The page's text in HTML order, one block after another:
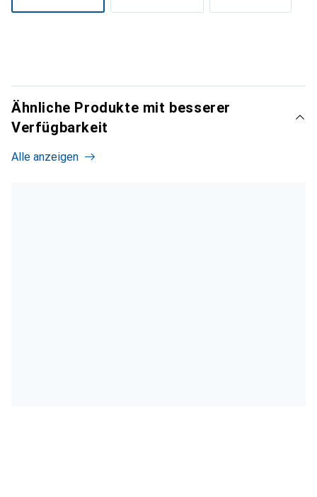
Ähnliche Produkte mit besserer
Verfügbarkeit
Alle anzeigen